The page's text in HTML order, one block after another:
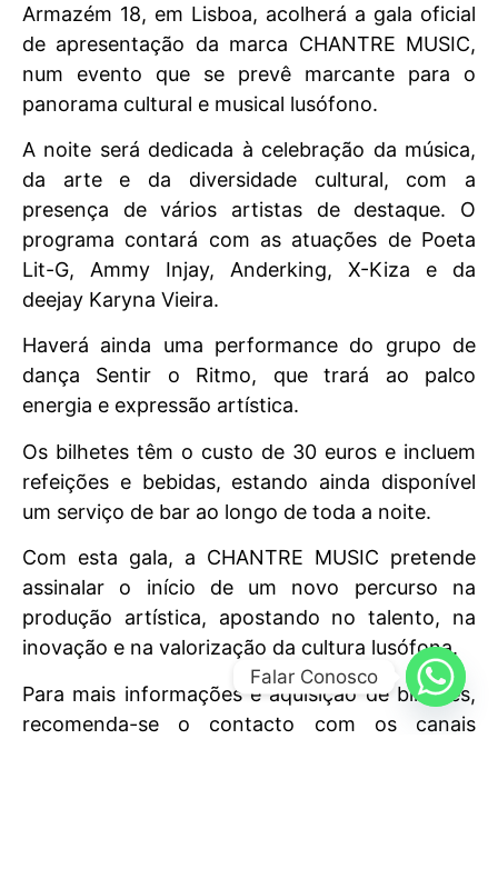
Armazém 18, em Lisboa, acolherá a gala oficial
de apresentação da marca CHANTRE MUSIC,
num evento que se prevê marcante para o
panorama cultural e musical lusófono.
A noite será dedicada à celebração da música,
da arte e da diversidade cultural, com a
presença de vários artistas de destaque. O
programa contará com as atuações de Poeta
Lit-G, Ammy Injay, Anderking, X-Kiza e da
deejay Karyna Vieira.
Haverá ainda uma performance do grupo de
dança Sentir o Ritmo, que trará ao palco
energia e expressão artística.
Os bilhetes têm o custo de 30 euros e incluem
refeições e bebidas, estando ainda disponível
um serviço de bar ao longo de toda a noite.
Com esta gala, a CHANTRE MUSIC pretende
assinalar o início de um novo percurso na
produção artística, apostando no talento, na
inovação e na valorização da cultura lusófona.
Para mais informações e aquisição de bilhetes,
recomenda-se o contacto com os canais
Falar Conosco